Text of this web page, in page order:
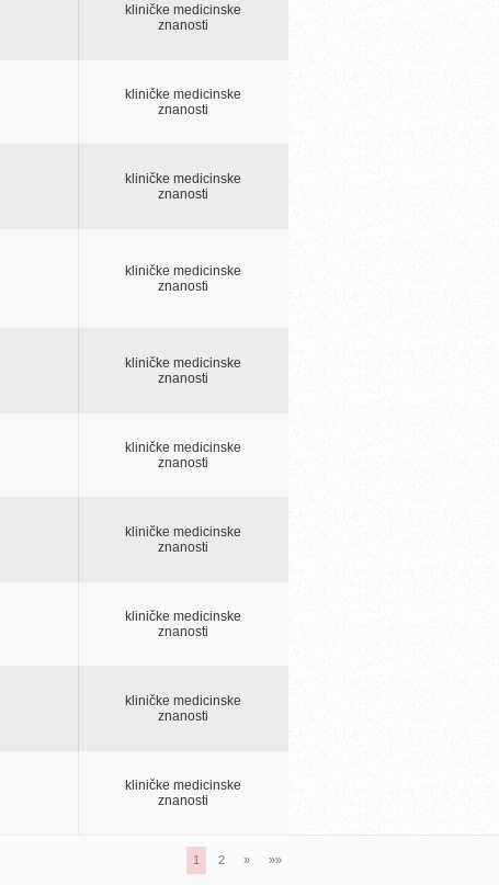
kliničke medicinske
znanosti
kliničke medicinske
znanosti
kliničke medicinske
znanosti
kliničke medicinske
znanosti
kliničke medicinske
znanosti
kliničke medicinske
znanosti
kliničke medicinske
znanosti
kliničke medicinske
znanosti
kliničke medicinske
znanosti
kliničke medicinske
znanosti
1 2 » »»